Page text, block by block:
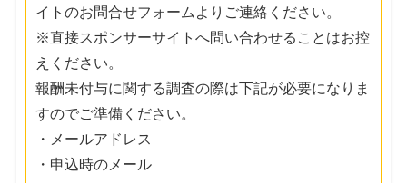
イトのお問合せフォームよりご連絡ください。
※直接スポンサーサイトへ問い合わせることはお控
えください。
報酬未付与に関する調査の際は下記が必要になりま
すのでご準備ください。
・メールアドレス
・申込時のメール